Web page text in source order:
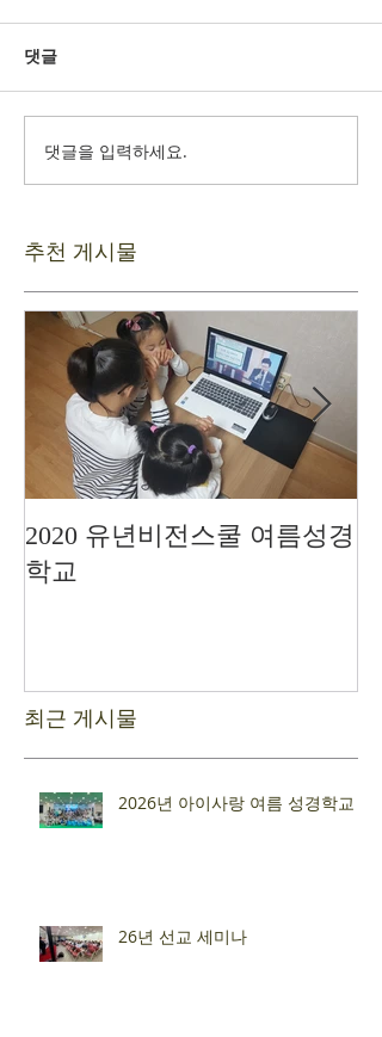
댓글
댓글을 입력하세요.
추천 게시물
2020 유년비전스쿨 여름성경
학교
최근 게시물
2026년 아이사랑 여름 성경학교
26년 선교 세미나